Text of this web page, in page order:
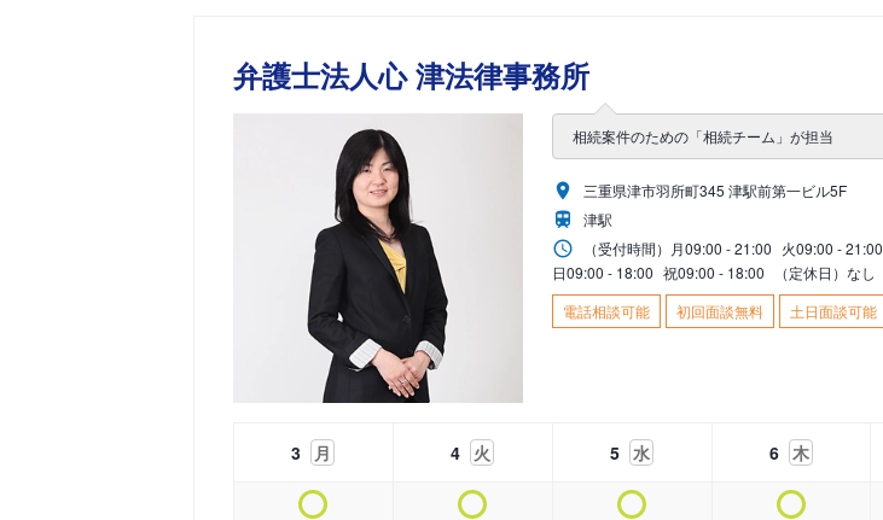
弁護士法人心 津法律事務所
相続案件のための「相続チーム」が担当
三重県津市羽所町345 津駅前第一ビル5F
津駅
（受付時間） 月09:00 - 21:00 火09:00 - 21:00
日09:00 - 18:00 祝09:00 - 18:00
（定休日）なし
電話相談可能
初回面談無料 土日面談可能
3 月 4 火 5 水 6 木